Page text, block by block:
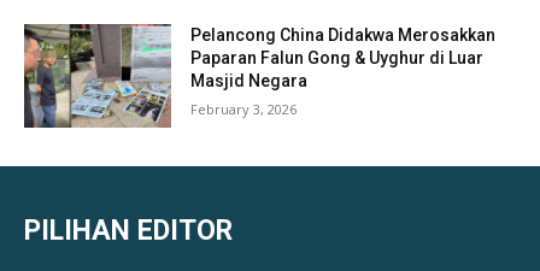
Pelancong China Didakwa Merosakkan
Paparan Falun Gong & Uyghur di Luar
Masjid Negara
February 3, 2026
PILIHAN EDITOR